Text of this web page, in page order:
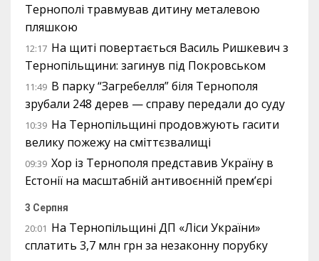
Тернополі травмував дитину металевою
пляшкою
12:17 На щиті повертається Василь Ришкевич з
Тернопільщини: загинув під Покровськом
11:49 В парку “Загребелля” біля Тернополя
зрубали 248 дерев — справу передали до суду
10:39 На Тернопільщині продовжують гасити
велику пожежу на сміттєзвалищі
09:39 Хор із Тернополя представив Україну в
Естонії на масштабній антивоєнній прем’єрі
3 Серпня
20:01 На Тернопільщині ДП «Ліси України»
сплатить 3,7 млн грн за незаконну порубку